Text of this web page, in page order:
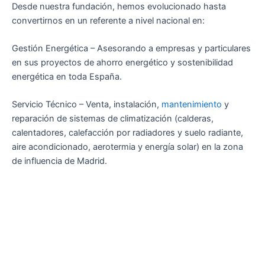
Desde nuestra fundación, hemos evolucionado hasta
convertirnos en un referente a nivel nacional en:
Gestión Energética – Asesorando a empresas y particulares
en sus proyectos de ahorro energético y sostenibilidad
energética en toda España.
Servicio Técnico – Venta, instalación, mantenimiento y
reparación de sistemas de climatización (calderas,
calentadores, calefacción por radiadores y suelo radiante,
aire acondicionado, aerotermia y energía solar) en la zona
de influencia de Madrid.